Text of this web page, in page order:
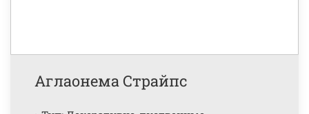
Аглаонема Страйпс